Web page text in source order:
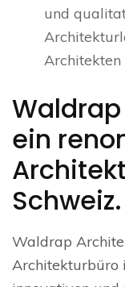
und
Architekten
ein
Schweiz.
Waldrap
Architekturbüro